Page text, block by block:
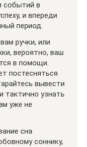
событий в
и впереди
период.
ручки, или
вероятно, ваш
в помощи.
постесняться
вывести
тактично узнать
уже не
сна
соннику,